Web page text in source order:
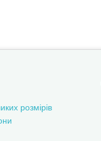
розмірів